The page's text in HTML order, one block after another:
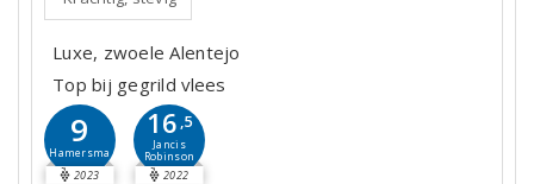
Luxe, zwoele Alentejo
Top bij gegrild vlees
9
Hamersma
2023
16 ,5
Jancis
Robinson
2022